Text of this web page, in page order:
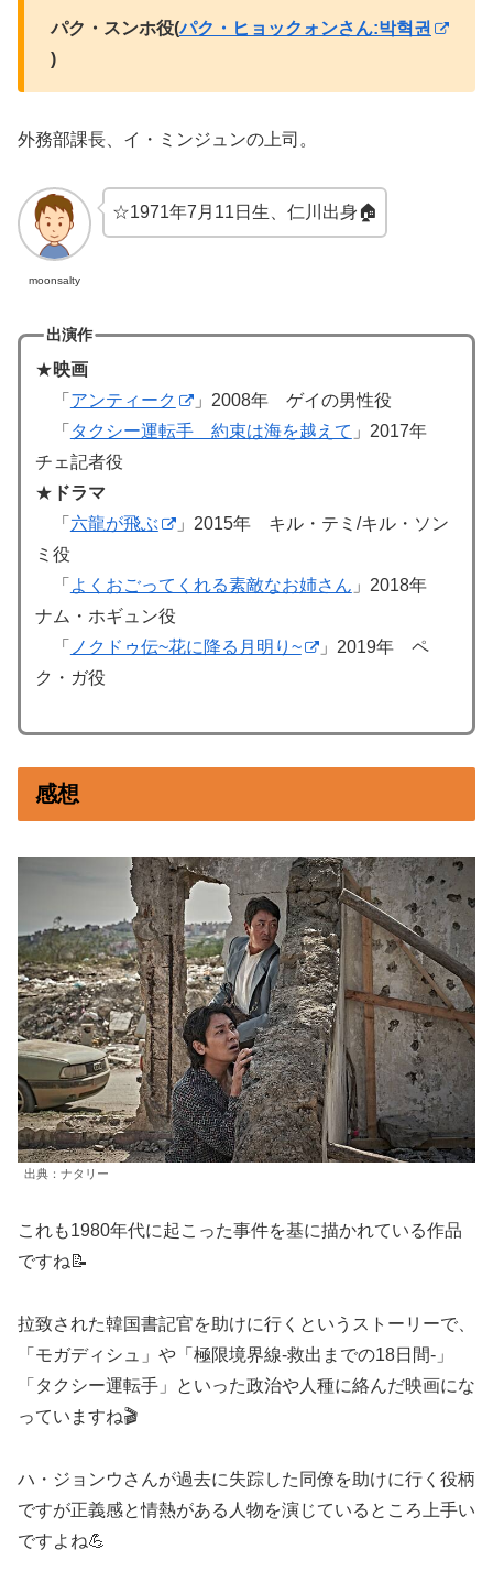
パク・スンホ役(パク・ヒョックォンさん:박혁권
)
外務部課長、イ・ミンジュンの上司。
moonsalty
☆1971年7月11日生、仁川出身🏠
出演作
★映画
「 アンティーク
」2008年 ゲイの男性役
「 タクシー運転手 約束は海を越えて 」2017年
チェ記者役
★ ドラマ
「 六龍が飛ぶ
」2015年 キル・テミ/キル・ソン
ミ役
「 よくおごってくれる素敵なお姉さん 」2018年
ナム・ホギュン役
「 ノクドゥ伝~花に降る月明り~
」2019年 ペ
ク・ガ役
感想
出典：ナタリー
これも1980年代に起こった事件を基に描かれている作品
ですね📝
拉致された韓国書記官を助けに行くというストーリーで、
「モガディシュ」や「極限境界線-救出までの18日間-」
「タクシー運転手」といった政治や人種に絡んだ映画にな
っていますね🎬
ハ・ジョンウさんが過去に失踪した同僚を助けに行く役柄
ですが正義感と情熱がある人物を演じているところ上手い
ですよね💪